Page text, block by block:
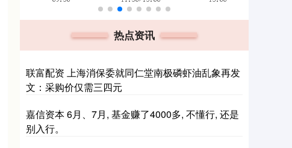
热点资讯
联富配资 上海消保委就同仁堂南极磷虾油乱象再发
文：采购价仅需三四元
嘉信资本 6月、7月, 基金赚了4000多, 不懂行, 还是
别入行。